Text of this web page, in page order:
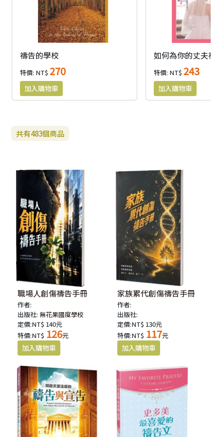
禱告的學校
特價: NT$270
如何為你的丈夫
特價: NT$243
共有483個商品
職場人創傷禱告手冊
作者:
出版社: 無花果國度學校
定價:NT$ 140元
特價:NT$ 126元
家族累代創傷禱告手冊
作者:
出版社:
定價:NT$ 130元
特價:NT$ 117元